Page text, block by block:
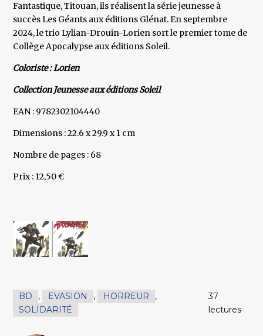
Fantastique, Titouan, ils réalisent la série jeunesse à
succès Les Géants aux éditions Glénat. En septembre
2024, le trio Lylian-Drouin-Lorien sort le premier tome de
Collège Apocalypse aux éditions Soleil.
Coloriste : Lorien
Collection Jeunesse aux éditions Soleil
EAN : 9782302104440
Dimensions : 22.6 x 29.9 x 1 cm
Nombre de pages : 68
Prix : 12,50 €
BD , EVASION , HORREUR
,
SOLIDARITÉ
37
lectures